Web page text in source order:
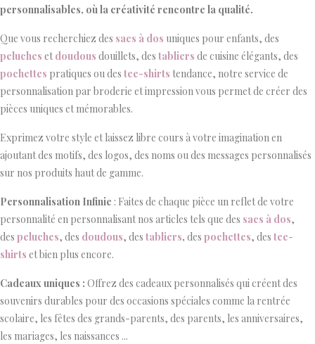
personnalisables, où la créativité rencontre la qualité.
Que vous recherchiez des sacs à dos uniques pour enfants, des
peluches etdoudous douillets, des tabliers de cuisine élégants, des
pochettes pratiques ou des tee-shirts tendance, notre service de
personnalisation par broderie et impression vous permet de créer des
pièces uniques et mémorables.
Exprimez votre style et laissez libre cours à votre imagination en
ajoutant des motifs, des logos, des noms ou des messages personnalisés
sur nos produits haut de gamme.
Personnalisation Infinie : Faites de chaque pièce un reflet de votre
personnalité en personnalisant nos articles tels que des sacs à dos,
des peluches, des doudous, des tabliers, des pochettes, des tee-
shirts et bien plus encore.
Cadeaux uniques : Offrez des cadeaux personnalisés qui créent des
souvenirs durables pour des occasions spéciales comme la rentrée
scolaire, les fêtes des grands-parents, des parents, les anniversaires,
les mariages, les naissances ...